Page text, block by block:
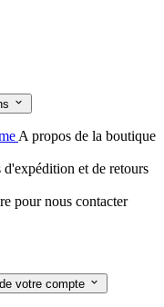

A propos de la boutique
et de retours
pour nous contacter
votre compte 